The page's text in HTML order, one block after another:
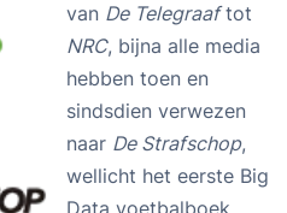
van De Telegraaftot
NRC, bijna alle media
hebben toen en
sindsdien verwezen
naar De Strafschop,
wellicht het eerste Big
Data voetbalboek